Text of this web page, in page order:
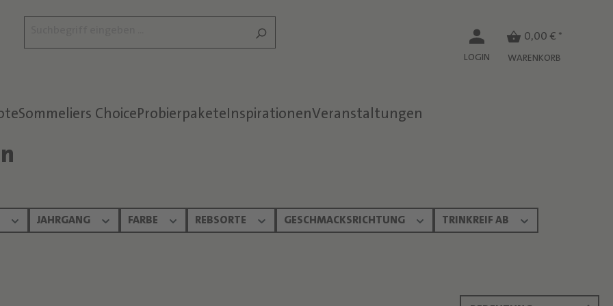
LOGIN
0,00 € *
WARENKORB
Sommeliers ChoiceProbierpaketeInspirationenVeranstaltungen
Text überspringen
JAHRGANG FARBE REBSORTE GESCHMACKSRICHTUNG TRINKREIF AB